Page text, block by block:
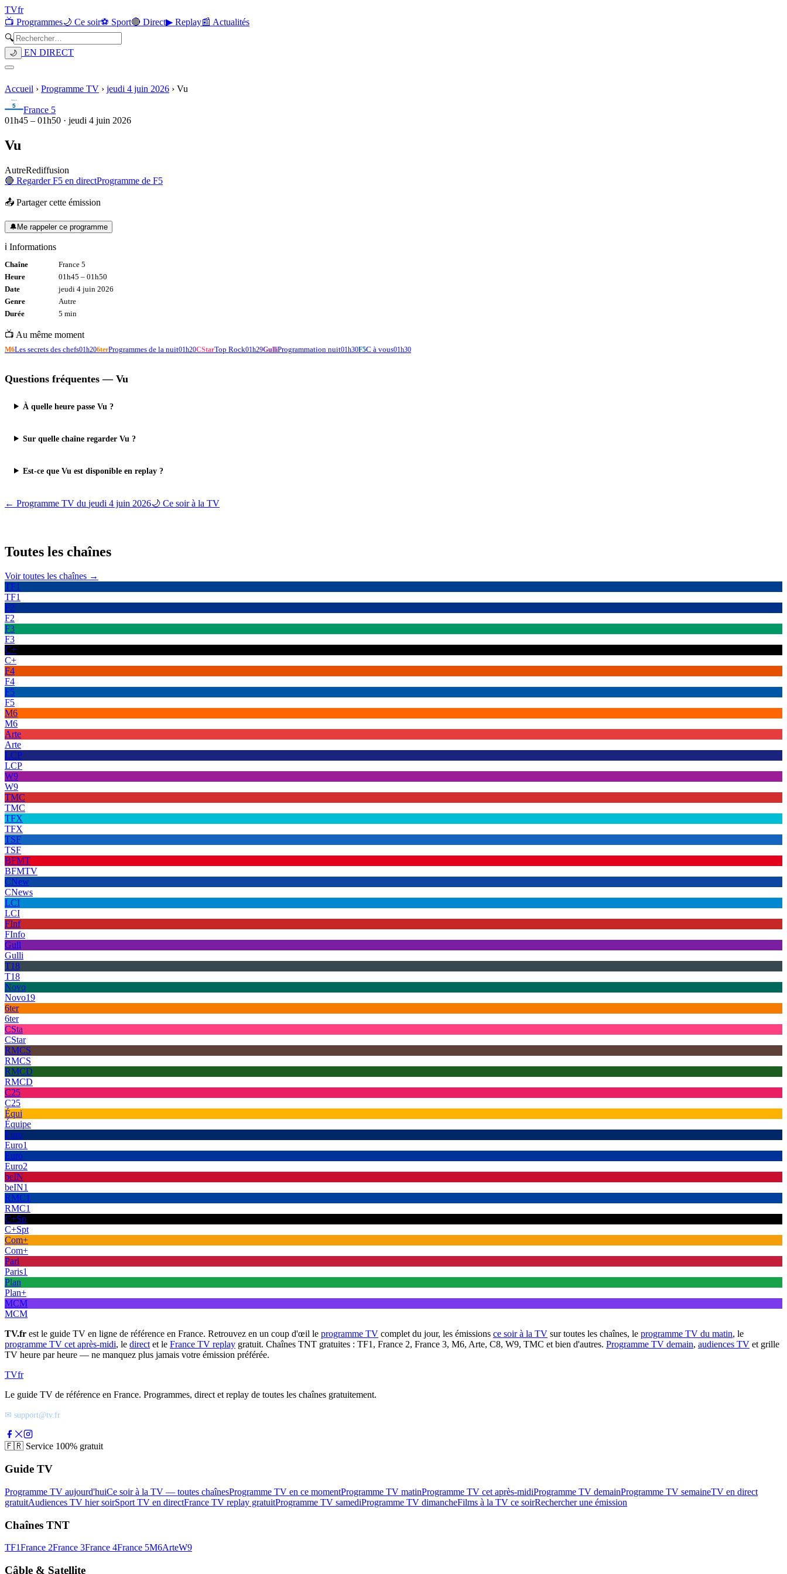
TVfr
📺 Programmes🌙 Ce soir⚽ Sport🔴 Direct▶ Replay📰 Actualités
🔍
🌙 EN DIRECT
Accueil › Programme TV › jeudi 4 juin 2026 › Vu
France 5
01h45 – 01h50 · jeudi 4 juin 2026
Vu
AutreRediffusion
🔴 RegarderF5 en directProgramme de F5
📤 Partager cette émission
🔔 Me rappeler ce programme
ℹ️ Informations
Chaîne
France 5
Heure
01h45 – 01h50
Date
jeudi 4 juin 2026
Genre
Autre
Durée
5 min
📺 Au même moment
M6Les secrets des chefs01h206terProgrammes de la nuit01h20CStarTop Rock01h29GulliProgrammation nuit01h30F5C à vous01h30
Questions fréquentes — Vu
À quelle heure passe Vu ?
Sur quelle chaîne regarder Vu ?
Est-ce que Vu est disponible en replay ?
← Programme TV du jeudi 4 juin 2026🌙 Ce soir à la TV
Toutes les chaînes
Voir toutes les chaînes →
TF1
TF1
F2
F2
F3
F3
C+
C+
F4
F4
F5
F5
M6
M6
Arte
Arte
LCP
LCP
W9
W9
TMC
TMC
TFX
TFX
TSF
TSF
BFMT
BFMTV
CNew
CNews
LCI
LCI
FInf
FInfo
Gull
Gulli
T18
T18
Novo
Novo19
6ter
6ter
CSta
CStar
RMCS
RMCS
RMCD
RMCD
C25
C25
Équi
Équipe
Euro
Euro1
Euro
Euro2
beIN
beIN1
RMC1
RMC1
C+Sp
C+Spt
Com+
Com+
Pari
Paris1
Plan
Plan+
MCM
MCM
TV.fr est le guide TV en ligne de référence en France. Retrouvez en un coup d'œil le programme TV complet du jour, les émissions ce soir à la TV sur toutes les chaînes, le programme TV du matin, le
programme TV cet après-midi, le directet le France TV replay gratuit. Chaînes TNT gratuites : TF1, France 2, France 3, M6, Arte, C8, W9, TMC et bien d'autres. Programme TV demain, audiences TV et grille
TV heure par heure — ne manquez plus jamais votre émission préférée.
TVfr
Le guide TV de référence en France. Programmes, direct et replay de toutes les chaînes gratuitement.
✉ support@tv.fr
🇫🇷 Service 100% gratuit
Guide TV
Programme TV aujourd'huiCe soir à la TV — toutes chaînesProgramme TV en ce momentProgramme TV matinProgramme TV cet après-midiProgramme TV demainProgramme TV semaineTV en direct
gratuitAudiences TV hier soirSport TV en directFrance TV replay gratuitProgramme TV samediProgramme TV dimancheFilms à la TV ce soirRechercher une émission
Chaînes TNT
TF1France 2France 3France 4France 5M6ArteW9
Câble & Satellite